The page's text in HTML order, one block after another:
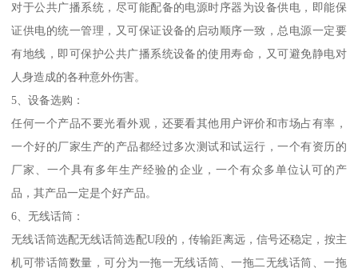
对于公共广播系统，尽可能配备的电源时序器为设备供电，即能保
证供电的统一管理，又可保证设备的启动顺序一致，总电源一定要
有地线，即可保护公共广播系统设备的使用寿命，又可避免静电对
人身造成的各种意外伤害。
5、设备选购：
任何一个产品不要光看外观，还要看其他用户评价和市场占有率，
一个好的厂家生产的产品都经过多次测试和试运行，一个有资历的
厂家、一个具有多年生产经验的企业，一个有众多单位认可的产
品，其产品一定是个好产品。
6、无线话筒：
无线话筒选配无线话筒选配U段的，传输距离远，信号还稳定，按主
机可带话筒数量，可分为一拖一无线话筒、一拖二无线话筒、一拖